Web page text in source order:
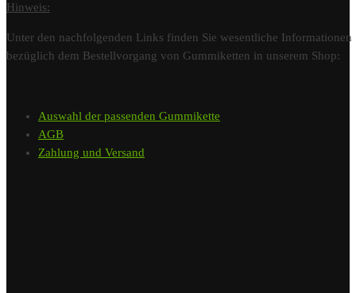
Hinweis:
Unter den nachfolgenden Links finden Sie wesentliche Informationen
bezüglich dem Bestellvorgang von Gummiketten in unserem Shop:
Auswahl der passenden Gummikette
AGB
Zahlung und Versand